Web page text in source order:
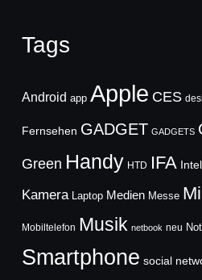
Tags
Android app Apple CES
Fernsehen GADGET GADGETS
Green Handy HTD IFA Intel
Kamera Laptop Medien Messe
Mobiltelefon Musik netbook neu
Smartphone social